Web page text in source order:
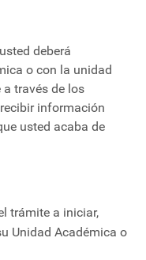
deberá
o con la unidad
través de los
información
usted acaba de
trámite a iniciar,
Unidad Académica o